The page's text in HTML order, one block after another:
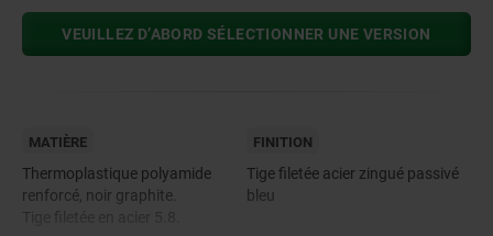
VEUILLEZ D’ABORD SÉLECTIONNER UNE VERSION
MATIÈRE
Thermoplastique polyamide
renforcé, noir graphite.
FINITION
Tige filetée acier zingué passivé
bleu